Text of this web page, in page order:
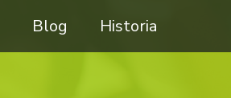
Blog Historia